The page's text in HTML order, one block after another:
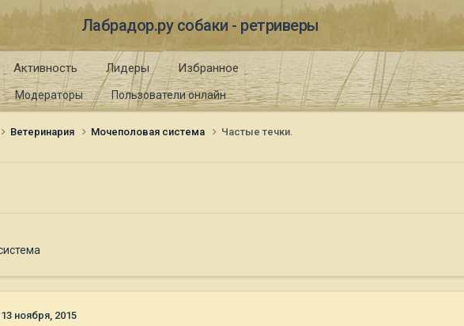
Лабрадор.ру собаки - ретриверы
Модераторы Пользователи онлайн
Активность Лидеры Избранное
Ветеринария Мочеполовая система Частые течки.
13 ноября, 2015